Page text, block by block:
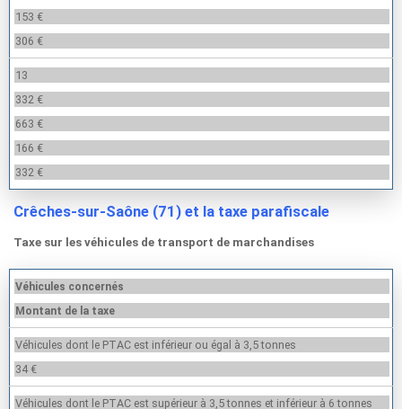
153 €
306 €
13
332 €
663 €
166 €
332 €
Crêches-sur-Saône (71) et la taxe parafiscale
Taxe sur les véhicules de transport de marchandises
Véhicules concernés
Montant de la taxe
Véhicules dont le PTAC est inférieur ou égal à 3,5 tonnes
34 €
Véhicules dont le PTAC est supérieur à 3,5 tonnes et inférieur à 6 tonnes